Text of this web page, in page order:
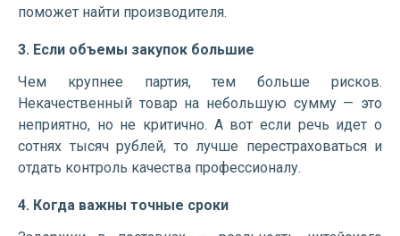
поможет найти производителя.
3. Если объемы закупок большие
Чем крупнее партия, тем больше рисков.
Некачественный товар на небольшую сумму — это
неприятно, но не критично. А вот если речь идет о
сотнях тысяч рублей, то лучше перестраховаться и
отдать контроль качества профессионалу.
4. Когда важны точные сроки